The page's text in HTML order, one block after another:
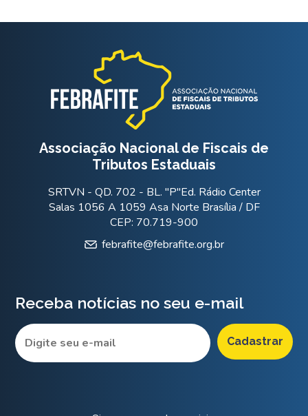
Associação Nacional de Fiscais de
Tributos Estaduais
SRTVN - QD. 702 - BL. "P"Ed. Rádio Center
Salas 1056 A 1059 Asa Norte Brasília / DF
CEP: 70.719-900
febrafite@febrafite.org.br
Receba notícias no seu e-mail